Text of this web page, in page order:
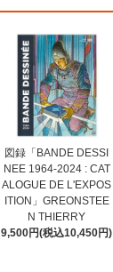
図録「BANDE DESSI
NEE 1964-2024 : CAT
ALOGUE DE L'EXPOS
ITION」GREONSTEE
N THIERRY
9,500円(税込10,450円)